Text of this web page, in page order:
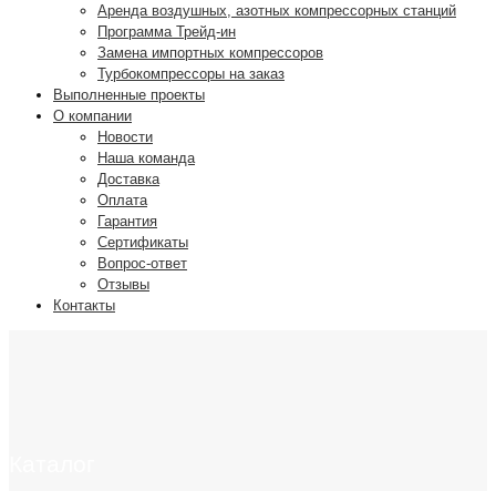
Аренда воздушных, азотных компрессорных станций
Программа Трейд-ин
Замена импортных компрессоров
Турбокомпрессоры на заказ
Выполненные проекты
О компании
Новости
Наша команда
Доставка
Оплата
Гарантия
Сертификаты
Вопрос-ответ
Отзывы
Контакты